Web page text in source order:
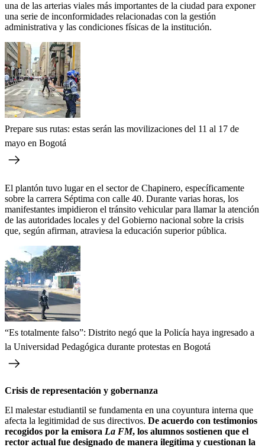
una de las arterias viales más importantes de la ciudad para exponer
una serie de inconformidades relacionadas con la gestión
administrativa y las condiciones físicas de la institución.
Prepare sus rutas: estas serán las movilizaciones del 11 al 17 de
mayo en Bogotá
El plantón tuvo lugar en el sector de Chapinero, específicamente
sobre la carrera Séptima con calle 40. Durante varias horas, los
manifestantes impidieron el tránsito vehicular para llamar la atención
de las autoridades locales y del Gobierno nacional sobre la crisis
que, según afirman, atraviesa la educación superior pública.
“Es totalmente falso”: Distrito negó que la Policía haya ingresado a
la Universidad Pedagógica durante protestas en Bogotá
Crisis de representación y gobernanza
El malestar estudiantil se fundamenta en una coyuntura interna que
afecta la legitimidad de sus directivos. De acuerdo con testimonios
recogidos por la emisora La FM, los alumnos sostienen que el
rector actual fue designado de manera ilegítima y cuestionan la